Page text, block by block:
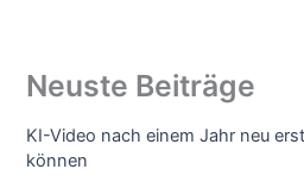
Neuste Beiträge
KI-Video nach einem Jahr neu
können